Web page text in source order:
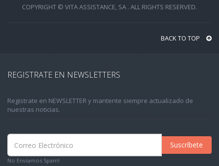
COPYRIGHT © VITA ASSISTANCE, SA . ALL RIGHTS RESERVED.
BACK TO TOP
REGISTRATE EN NEWSLETTERS
Registrate en NEWSLETTER y mantente siempre actualizado de
nuestras noticias.
Suscríbete
No Enviamos Spam!